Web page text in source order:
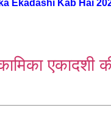
Ekadashi Kab Hai
एकादशी